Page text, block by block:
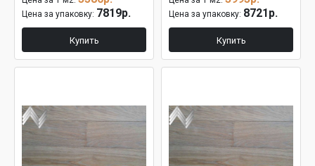
Цена за упаковку: 7819р.
Купить
Цена за упаковку: 8721р.
Купить